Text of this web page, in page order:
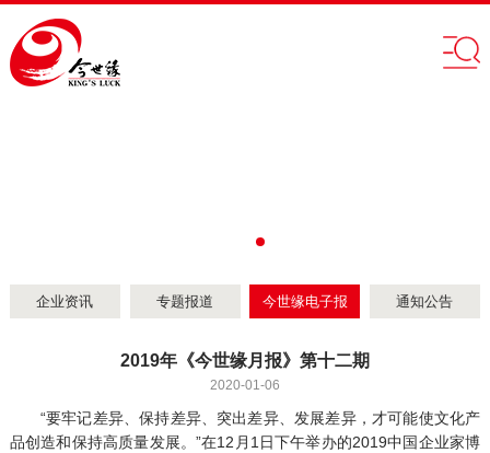
企业资讯 专题报道 今世缘电子报 通知公告
2019年《今世缘月报》第十二期
2020-01-06
“要牢记差异、保持差异、突出差异、发展差异，才可能使文化产
品创造和保持高质量发展。”在12月1日下午举办的2019中国企业家博